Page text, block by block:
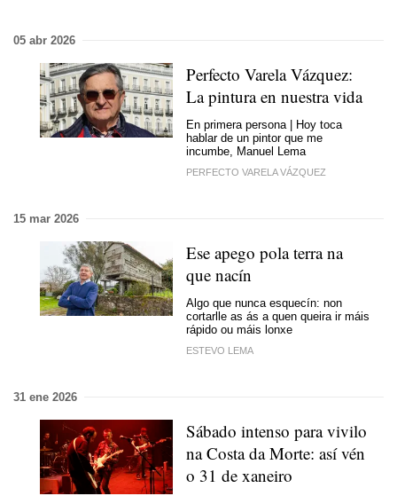
05 abr 2026
Perfecto Varela Vázquez:
La pintura en nuestra vida
En primera persona | Hoy toca
hablar de un pintor que me
incumbe, Manuel Lema
PERFECTO VARELA VÁZQUEZ
15 mar 2026
Ese apego pola terra na
que nacín
Algo que nunca esquecín: non
cortarlle as ás a quen queira ir máis
rápido ou máis lonxe
ESTEVO LEMA
31 ene 2026
Sábado intenso para vivilo
na Costa da Morte: así vén
o 31 de xaneiro